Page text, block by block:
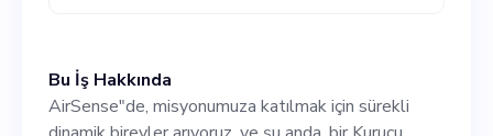
gelecekteki yönünü
Bu İş Hakkında
AirSense"de, misyonumuza katılmak için sürekli